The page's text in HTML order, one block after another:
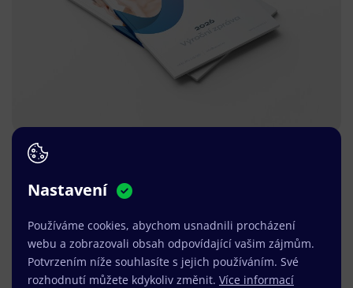
Nastavení
Používáme cookies, abychom usnadnili procházení
webu a zobrazovali obsah odpovídající vašim zájmům.
Potvrzením níže souhlasíte s jejich používáním. Své
rozhodnutí můžete kdykoliv změnit. Více informací